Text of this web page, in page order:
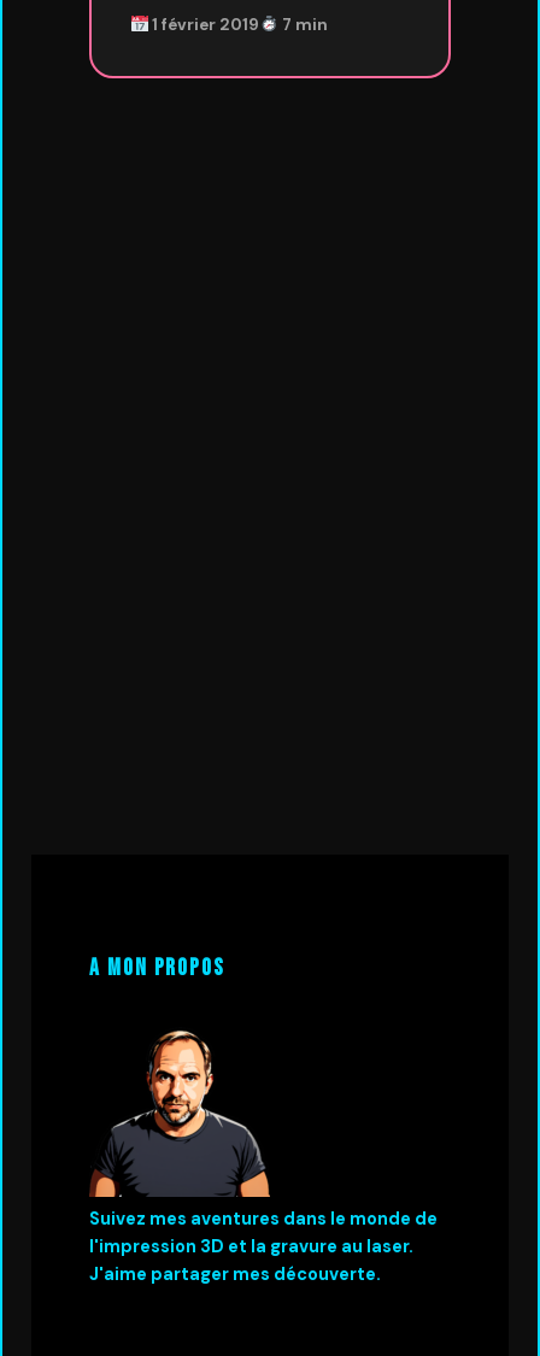
1 février 2019 7 min
A mon propos
Suivez mes aventures dans le monde de
l'impression 3D et la gravure au laser.
J'aime partager mes découverte.